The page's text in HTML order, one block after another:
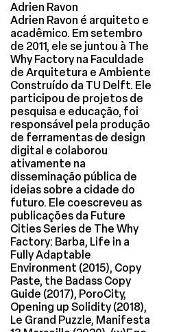
Adrien Ravon
Adrien Ravon é arquiteto e
acadêmico. Em setembro
de 2011, ele se juntou à The
Why Factory na Faculdade
de Arquitetura e Ambiente
Construído da TU Delft. Ele
participou de projetos de
pesquisa e educação, foi
responsável pela produção
de ferramentas de design
digital e colaborou
ativamente na
disseminação pública de
ideias sobre a cidade do
futuro. Ele coescreveu as
publicações da Future
Cities Series de The Why
Factory: Barba, Life in a
Fully Adaptable
Environment (2015), Copy
Paste, the Badass Copy
Guide (2017), PoroCity,
Opening up Solidity (2018),
Le Grand Puzzle, Manifesta